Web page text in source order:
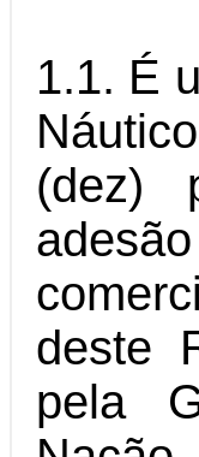
1.1. É
(dez)
deste
pela